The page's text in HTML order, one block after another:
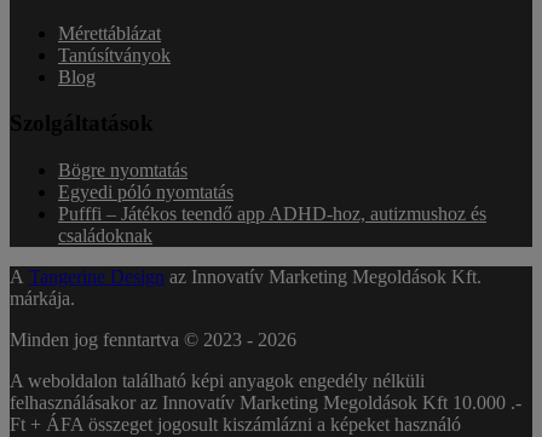
Mérettáblázat
Tanúsítványok
Blog
Szolgáltatások
Bögre nyomtatás
Egyedi póló nyomtatás
Pufffi – Játékos teendő app ADHD-hoz, autizmushoz és
családoknak
A Tangerine Design az Innovatív Marketing Megoldások Kft.
márkája.
Minden jog fenntartva © 2023 - 2026
A weboldalon található képi anyagok engedély nélküli
felhasználásakor az Innovatív Marketing Megoldások Kft 10.000 .-
Ft + ÁFA összeget jogosult kiszámlázni a képeket használó